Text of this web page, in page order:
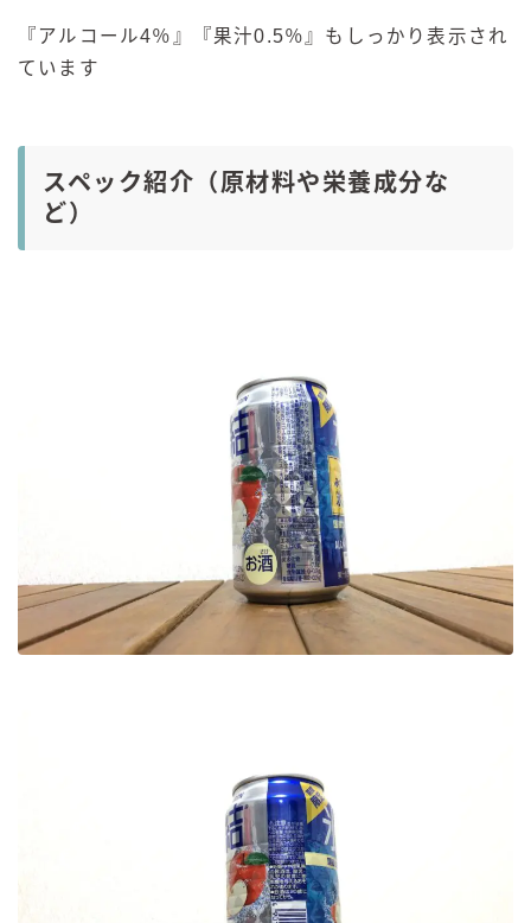
『アルコール4％』『果汁0.5％』もしっかり表示され
ています
スペック紹介（原材料や栄養成分な
ど）